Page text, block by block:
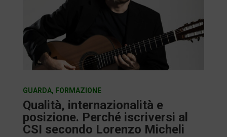
Qualità, internazionalità e
posizione. Perché iscriversi al
CSI secondo Lorenzo Micheli
GUARDA, FORMAZIONE